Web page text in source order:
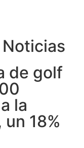
Noticias
de golf
la
18%